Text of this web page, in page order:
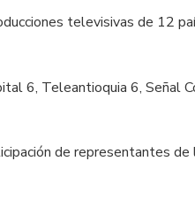
televisivas de 12
6, Teleantioquia 6, Señal
de representantes